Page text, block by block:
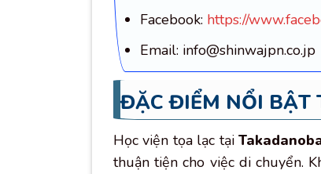
Facebook: https://
Email: info@shinwajpn.co.jp
ĐẶC ĐIỂM NỔI BẬT
Học viện tọa lạc tại
thuận tiện cho việc di chuyển.